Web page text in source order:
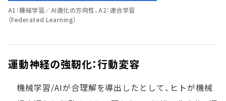
A1：機械学習／AI進化の方向性、A2：連合学習
（Federated Learning）
運動神経の強靭化：行動変容
機械学習/AIが合理解を導出したとして、ヒトが機械